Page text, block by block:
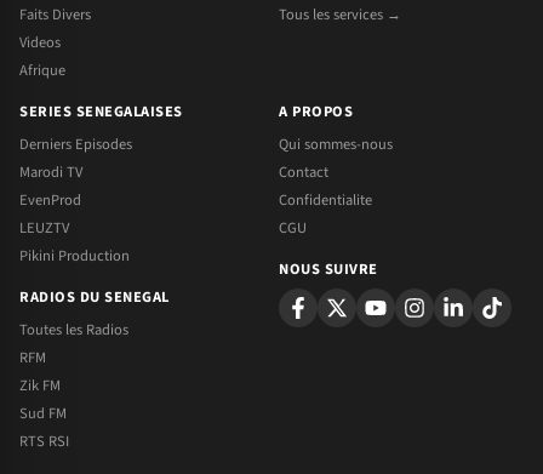
Faits Divers
Videos
Afrique
Tous les services →
SERIES SENEGALAISES
Derniers Episodes
Marodi TV
EvenProd
LEUZTV
Pikini Production
RADIOS DU SENEGAL
Toutes les Radios
RFM
Zik FM
Sud FM
RTS RSI
A PROPOS
Qui sommes-nous
Contact
Confidentialite
CGU
NOUS SUIVRE